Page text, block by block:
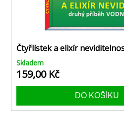
Čtyřlístek a elixír
Skladem
159,00 Kč